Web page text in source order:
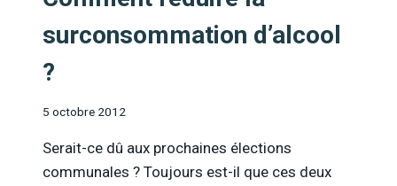
surconsommation d’alcool
?
5 octobre 2012
Serait-ce dû aux prochaines élections
communales ? Toujours est-il que ces deux